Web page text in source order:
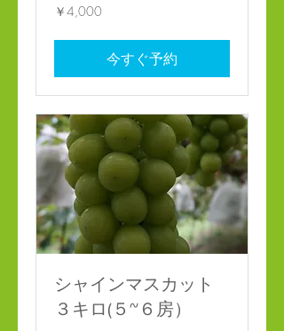
4,000
円
￥4,000
今すぐ予約
シャインマスカット
３キロ(５~６房）